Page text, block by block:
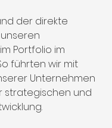
der direkte
Portfolio im
führten wir mit
Unternehmen
strategischen und